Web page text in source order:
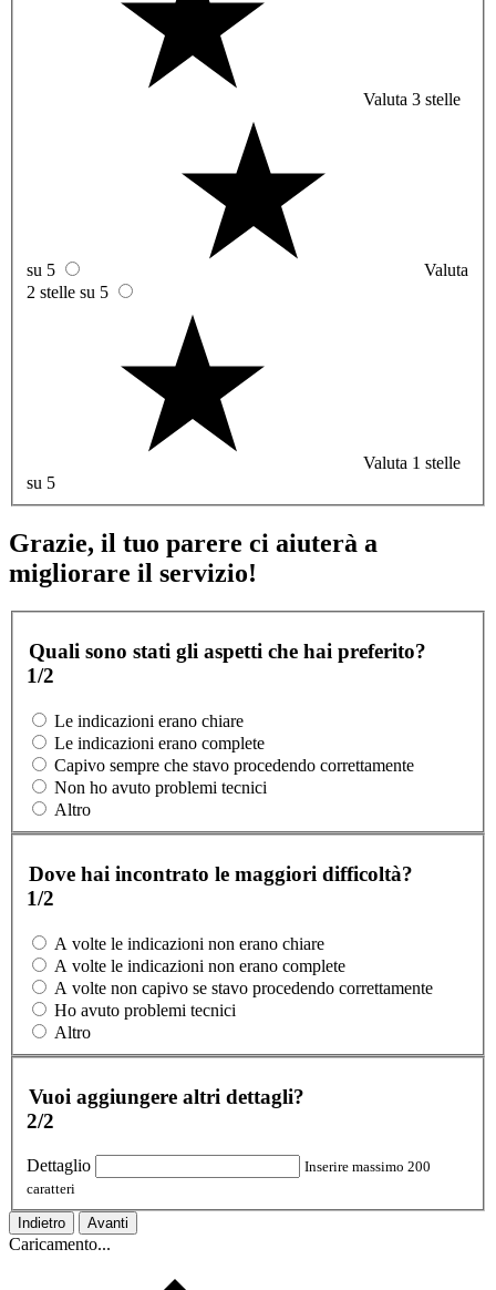
Valuta 3 stelle
su 5
Valuta
2 stelle su 5
Valuta 1 stelle
su 5
Grazie, il tuo parere ci aiuterà a
migliorare il servizio!
Quali sono stati gli aspetti che hai preferito?
1/2
Le indicazioni erano chiare
Le indicazioni erano complete
Capivo sempre che stavo procedendo correttamente
Non ho avuto problemi tecnici
Altro
Dove hai incontrato le maggiori difficoltà?
1/2
A volte le indicazioni non erano chiare
A volte le indicazioni non erano complete
A volte non capivo se stavo procedendo correttamente
Ho avuto problemi tecnici
Altro
Vuoi aggiungere altri dettagli?
2/2
Dettaglio
Inserire massimo 200
caratteri
Indietro Avanti
Caricamento...